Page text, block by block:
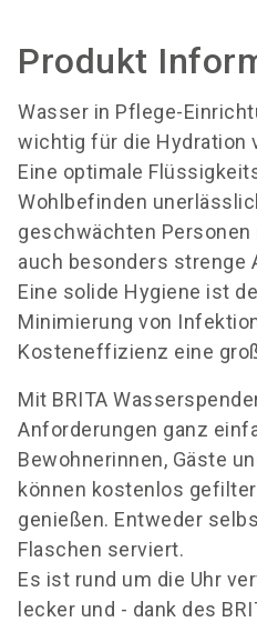
Produkt
Wasser in Pflege-
wichtig für die Hydration
Eine optimale
Wohlbefinden
geschwächten
auch besonders strenge
Eine solide Hygiene ist
Minimierung von
Kosteneffizienz eine
Mit BRITA
Anforderungen ganz
Bewohnerinnen, Gäste
können kostenlos
genießen. Entweder
Flaschen serviert.
Es ist rund um die Uhr
lecker und - dank des